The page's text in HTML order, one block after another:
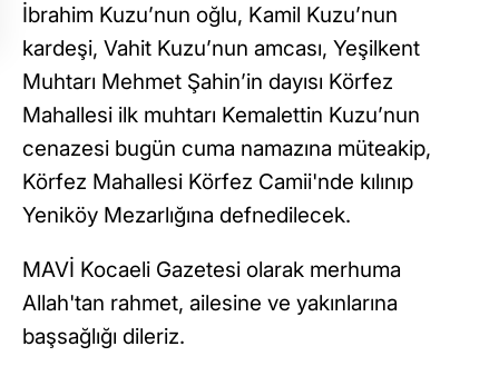
İbrahim Kuzu’nun oğlu, Kamil Kuzu’nun
kardeşi, Vahit Kuzu’nun amcası, Yeşilkent
Muhtarı Mehmet Şahin’in dayısı Körfez
Mahallesi ilk muhtarı Kemalettin Kuzu’nun
cenazesi bugün cuma namazına müteakip,
Körfez Mahallesi Körfez Camii'nde kılınıp
Yeniköy Mezarlığına defnedilecek.
MAVİ Kocaeli Gazetesi olarak merhuma
Allah'tan rahmet, ailesine ve yakınlarına
başsağlığı dileriz.